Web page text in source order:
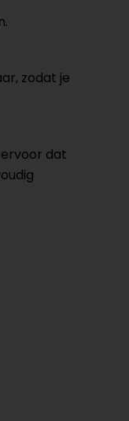
zodat je
dat